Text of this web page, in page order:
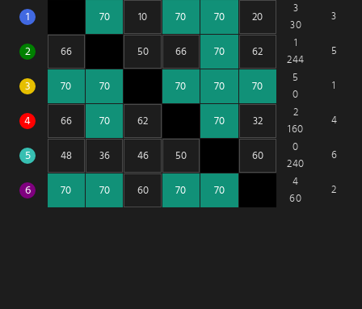
1
3
30
3
2
1
244
5
3
5
0
1
4
2
160
4
5
0
240
6
6
4
60
2